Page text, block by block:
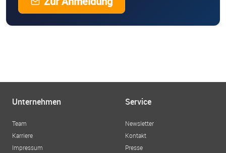
Unternehmen
Team
Karriere
Impressum
Service
Newsletter
Kontakt
Presse